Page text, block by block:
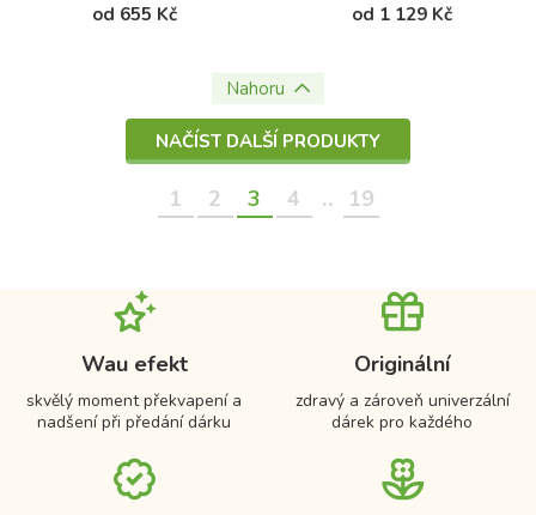
od 655 Kč
od 1 129 Kč
Nahoru
NAČÍST DALŠÍ PRODUKTY
1 2 3 4 .. 19
Wau efekt
skvělý moment překvapení a
nadšení při předání dárku
Originální
zdravý a zároveň univerzální
dárek pro každého